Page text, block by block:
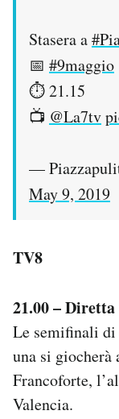
Stasera a
📅 #9maggio
⏱️ 21.15
📺 @La7tv
—
May 9, 2019
TV8
21.00 –
Le semifinali di
una si giocherà
Francoforte,
Valencia.